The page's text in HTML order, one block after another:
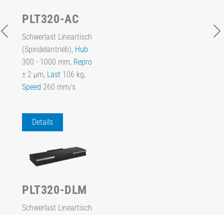
PLT320-AC
Schwerlast Lineartisch
(Spindelantrieb), Hub
300 - 1000 mm, Repro
± 2 µm, Last 106 kg,
Speed 260 mm/s
Details
PLT320-DLM
Schwerlast Lineartisch